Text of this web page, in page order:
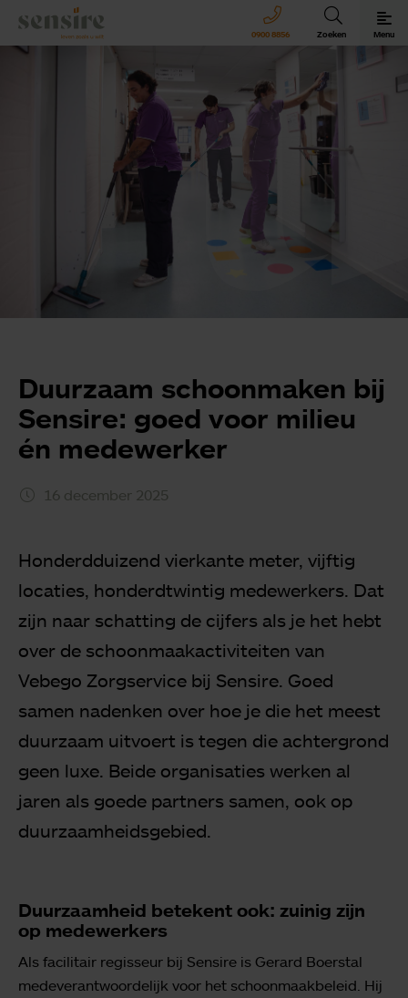
Sensire logo
0900 8856 Zoeken Menu
Sensire bij u thuis
Revalideren met Sensire
Wonen en zorg met Sensire
Duurzaam schoonmaken bij
Sensire: goed voor milieu
én medewerker
16 december 2025
Honderdduizend vierkante meter, vijftig
locaties, honderdtwintig medewerkers. Dat
zijn naar schatting de cijfers als je het hebt
over de schoonmaakactiviteiten van
Vebego Zorgservice bij Sensire. Goed
samen nadenken over hoe je die het meest
duurzaam uitvoert is tegen die achtergrond
geen luxe. Beide organisaties werken al
jaren als goede partners samen, ook op
duurzaamheidsgebied.
Duurzaamheid betekent ook: zuinig zijn
op medewerkers
Als facilitair regisseur bij Sensire is Gerard Boerstal
medeverantwoordelijk voor het schoonmaakbeleid. Hij